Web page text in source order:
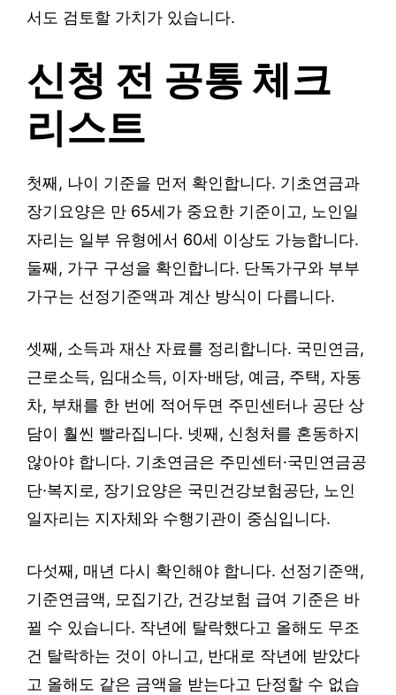
서도 검토할 가치가 있습니다.
신청 전 공통 체크
리스트
첫째, 나이 기준을 먼저 확인합니다. 기초연금과
장기요양은 만 65세가 중요한 기준이고, 노인일
자리는 일부 유형에서 60세 이상도 가능합니다.
둘째, 가구 구성을 확인합니다. 단독가구와 부부
가구는 선정기준액과 계산 방식이 다릅니다.
셋째, 소득과 재산 자료를 정리합니다. 국민연금,
근로소득, 임대소득, 이자·배당, 예금, 주택, 자동
차, 부채를 한 번에 적어두면 주민센터나 공단 상
담이 훨씬 빨라집니다. 넷째, 신청처를 혼동하지
않아야 합니다. 기초연금은 주민센터·국민연금공
단·복지로, 장기요양은 국민건강보험공단, 노인
일자리는 지자체와 수행기관이 중심입니다.
다섯째, 매년 다시 확인해야 합니다. 선정기준액,
기준연금액, 모집기간, 건강보험 급여 기준은 바
뀔 수 있습니다. 작년에 탈락했다고 올해도 무조
건 탈락하는 것이 아니고, 반대로 작년에 받았다
고 올해도 같은 금액을 받는다고 단정할 수 없습